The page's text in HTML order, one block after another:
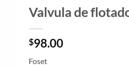
Valvula de
$98.00
Foset